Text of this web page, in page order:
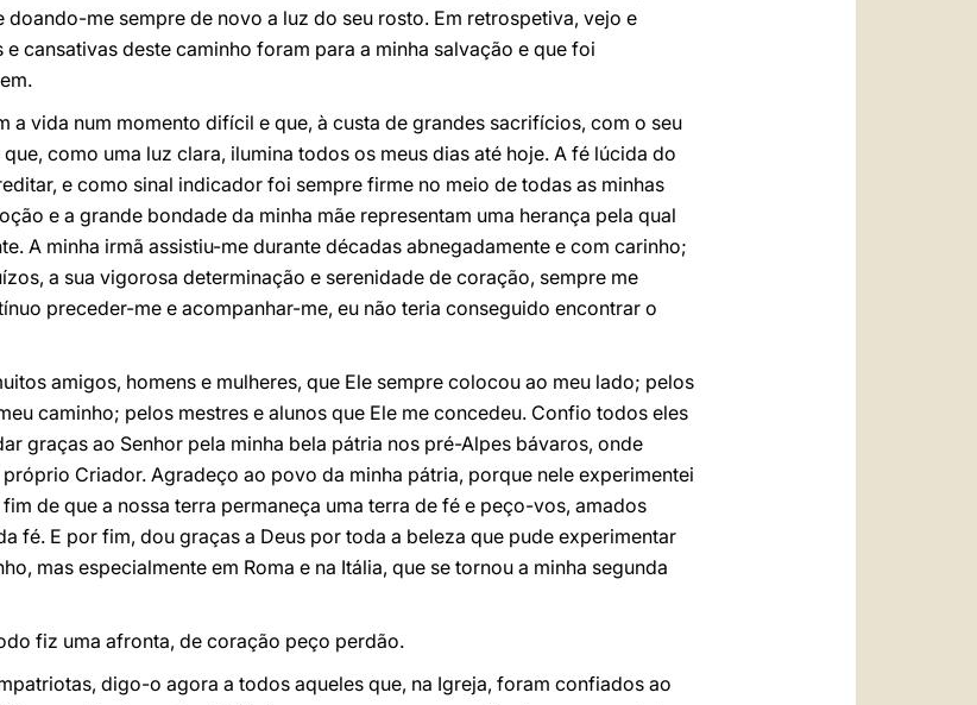
me sempre de novo a luz do seu rosto. Em retrospetiva, vejo e
cansativas deste caminho foram para a minha salvação e que foi
a vida num momento difícil e que, à custa de grandes sacrifícios, com o seu
como uma luz clara, ilumina todos os meus dias até hoje. A fé lúcida do
e como sinal indicador foi sempre firme no meio de todas as minhas
e a grande bondade da minha mãe representam uma herança pela qual
A minha irmã assistiu-me durante décadas abnegadamente e com carinho;
a sua vigorosa determinação e serenidade de coração, sempre me
preceder-me e acompanhar-me, eu não teria conseguido encontrar o
amigos, homens e mulheres, que Ele sempre colocou ao meu lado; pelos
caminho; pelos mestres e alunos que Ele me concedeu. Confio todos eles
graças ao Senhor pela minha bela pátria nos pré-Alpes bávaros, onde
Criador. Agradeço ao povo da minha pátria, porque nele experimentei
de que a nossa terra permaneça uma terra de fé e peço-vos, amados
fé. E por fim, dou graças a Deus por toda a beleza que pude experimentar
mas especialmente em Roma e na Itália, que se tornou a minha segunda
fiz uma afronta, de coração peço perdão.
digo-o agora a todos aqueles que, na Igreja, foram confiados ao